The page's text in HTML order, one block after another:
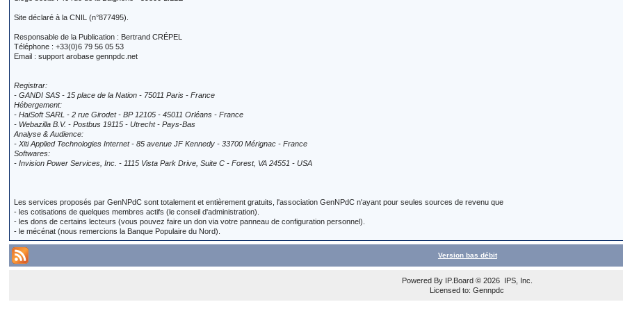
Site déclaré à la CNIL (n°877495).
Responsable de la Publication : Bertrand CRÉPEL
Téléphone : +33(0)6 79 56 05 53
Email : support arobase gennpdc.net
Registrar:
- GANDI SAS - 15 place de la Nation - 75011 Paris - France
Hébergement:
- HaiSoft SARL - 2 rue Girodet - BP 12105 - 45011 Orléans - France
- Webazilla B.V. - Postbus 19115 - Utrecht - Pays-Bas
Analyse & Audience:
- Xiti Applied Technologies Internet - 85 avenue JF Kennedy - 33700 Mérignac - France
Softwares:
- Invision Power Services, Inc. - 1115 Vista Park Drive, Suite C - Forest, VA 24551 - USA
Les services proposés par GenNPdC sont totalement et entièrement gratuits, l'association GenNPdC n'ayant pour seules sources de revenu que
- les cotisations de quelques membres actifs (le conseil d'administration).
- les dons de certains lecteurs (vous pouvez faire un don via votre panneau de configuration personnel).
- le mécénat (nous remercions la Banque Populaire du Nord).
Version bas débit
Powered By IP.Board© 2026 IPS, Inc
Licensed to: Gennpdc